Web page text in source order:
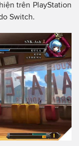
trên PlayStation
Switch.